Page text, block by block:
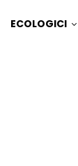
ECOLOGICI